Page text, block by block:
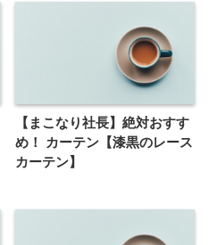
【まこなり社長】絶対おすす
め！ カーテン【漆黒のレース
カーテン】